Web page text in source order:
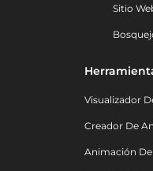
Sitio
Visualizador
Creador De
Animación